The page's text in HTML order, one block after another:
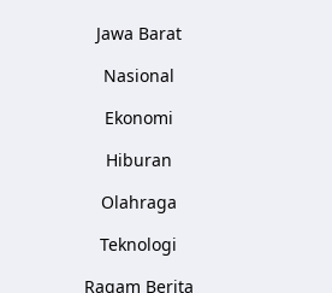
Jawa Barat
Nasional
Ekonomi
Hiburan
Olahraga
Teknologi
Ragam Berita